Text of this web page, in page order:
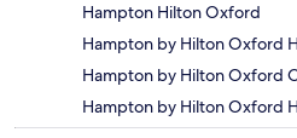
Hampton Hilton Oxford
Hampton by Hilton Oxford
Hampton by Hilton Oxford
Hampton by Hilton Oxford